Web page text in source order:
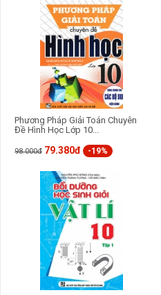
Phương Pháp Giải Toán Chuyên
Đề Hình Học Lớp 10...
98.000đ 79.380đ -19%